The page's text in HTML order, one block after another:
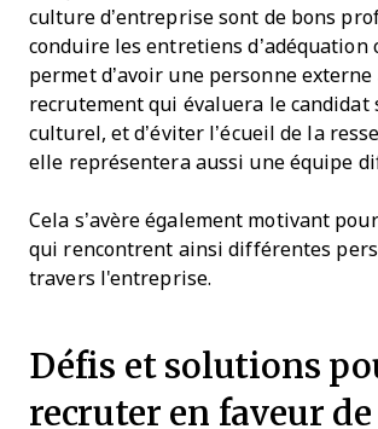
culture d’entreprise sont de bons
conduire les entretiens d’adéquation
permet d’avoir une personne externe
recrutement qui évaluera le candidat
culturel, et d’éviter l’écueil de la
elle représentera aussi une équipe
Cela s’avère également motivant
qui rencontrent ainsi différentes
travers l'entreprise.
Défis et solutions
recruter en faveur